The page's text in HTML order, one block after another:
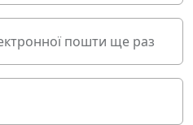
пошти ще раз